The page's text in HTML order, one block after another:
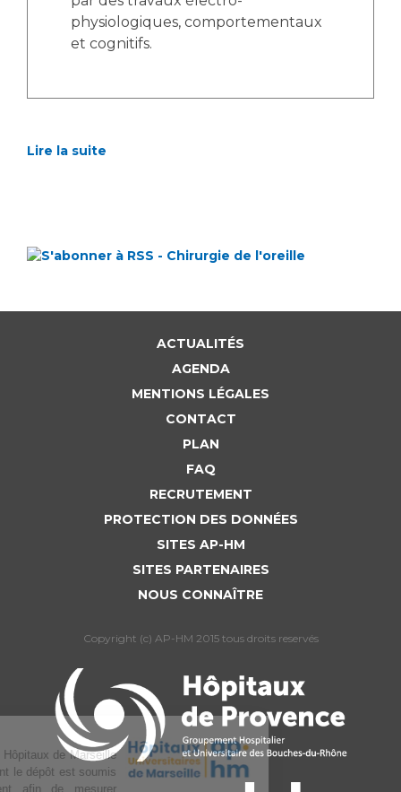
physiologiques, comportementaux
et cognitifs.
Lire la suite
ACTUALITÉS
AGENDA
MENTIONS LÉGALES
CONTACT
PLAN
FAQ
RECRUTEMENT
PROTECTION DES DONNÉES
SITES AP-HM
SITES PARTENAIRES
NOUS CONNAÎTRE
Copyright (c) AP-HM 2015 tous droits reservés
L’Assistance publique Hôpitaux de Marseille
utilise des cookies dont le dépôt est soumis
à votre consentement afin de mesurer